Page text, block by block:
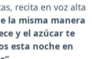
recita en voz alta
la misma manera
y el azúcar te
esta noche en